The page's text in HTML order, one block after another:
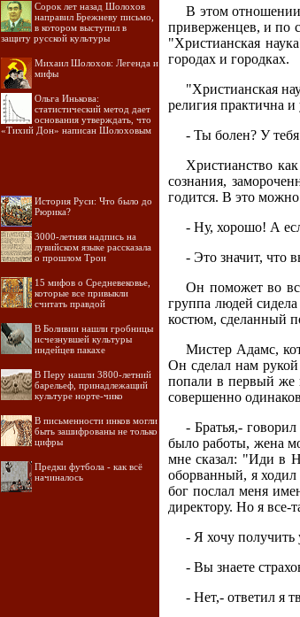
Сорок лет назад Шолохов
направил Брежневу письмо,
в котором выступил в
защиту русской культуры
Михаил Шолохов: Легенда и
мифы
Ольга Инькова:
статистический метод дает
основания утверждать, что
«Тихий Дон» написан Шолоховым
История Руси: Что было до
Рюрика?
3000-летняя надпись на
лувийском языке рассказала
о прошлом Трои
15 мифов о Средневековье,
которые все привыкли
считать правдой
В Боливии нашли гробницы
исчезнувшей культуры
индейцев пакахе
В Перу нашли 3800-летний
барельеф, принадлежащий
культуре норте-чико
В письменности инков могли
быть зашифрованы не только
цифры
Предки футбола - как всё
начиналось
В этом
приверженцев, и по
"Христианская
городах и городках.
"Христианская
религия практична
- Ты болен? У
Христианство
сознания,
годится. В это можно
- Ну, хорошо! А
- Это значит, что
Он поможет во
группа людей
костюм, сделанный
Мистер Адамс,
Он сделал нам
попали в первый же
совершенно
- Братья,-
было работы, жена
мне сказал: "Иди в
оборванный, я ходил
бог послал меня
директору. Но я все-
- Я хочу получить
- Вы знаете
- Нет,- ответил я